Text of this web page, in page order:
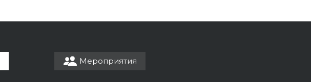
Мероприятия